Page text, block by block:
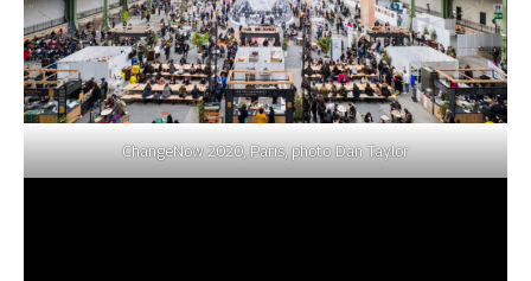
ChangeNow 2020, Paris, photo Dan Taylor